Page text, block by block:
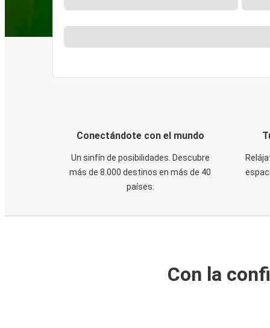
Conectándote con el mundo
Un sinfín de posibilidades. Descubre
más de 8.000 destinos en más de 40
países.
Con la